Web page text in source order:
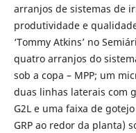
arranjos de sistemas de
produtividade e
‘Tommy Atkins’ no
quatro arranjos do
sob a copa – MPP; um
duas linhas laterais com
G2L e uma faixa de
GRP ao redor da planta)